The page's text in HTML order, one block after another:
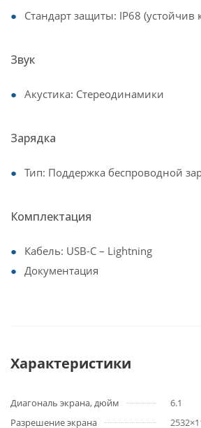
Стандарт защиты: IP68 (устойчив
Звук
Акустика: Стереодинамики
Зарядка
Тип: Поддержка беспроводной
Комплектация
Кабель: USB-C – Lightning
Документация
Характеристики
Диагональ экрана, дюйм
6.1
Разрешение экрана